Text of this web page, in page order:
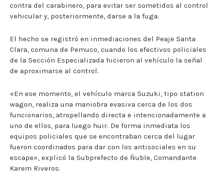
contra del carabinero, para evitar ser sometidos al control
vehicular y, posteriormente, darse a la fuga.
El hecho se registró en inmediaciones del Peaje Santa
Clara, comuna de Pemuco, cuando los efectivos policiales
de la Sección Especializada hicieron al vehículo la señal
de aproximarse al control.
«En ese momento, el vehículo marca Suzuki, tipo station
wagon, realiza una maniobra evasiva cerca de los dos
funcionarios, atropellando directa e intencionadamente a
uno de ellos, para luego huir. De forma inmediata los
equipos policiales que se encontraban cerca del lugar
fueron coordinados para dar con los antisociales en su
escape», explicó la Subprefecto de Ñuble, Comandante
Karem Riveros.